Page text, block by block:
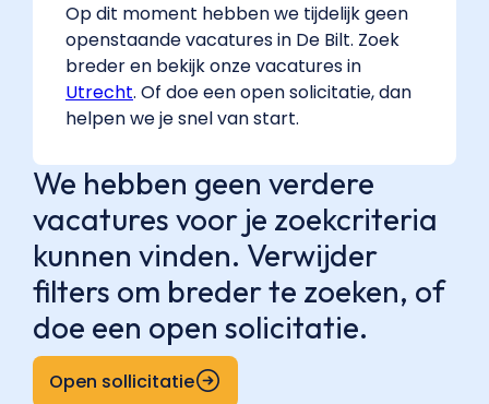
Op dit moment hebben we tijdelijk geen
openstaande vacatures in De Bilt. Zoek
breder en bekijk onze vacatures in
Utrecht. Of doe een open solicitatie, dan
helpen we je snel van start.
We hebben geen verdere
vacatures voor je zoekcriteria
kunnen vinden. Verwijder
filters om breder te zoeken, of
doe een open solicitatie.
Open sollicitatie